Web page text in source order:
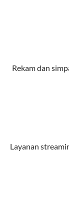
di rumah
Dengan
teknologi
Keunggulan
Nikmati
streaming,
Kuota
Rekam dan
Layanan